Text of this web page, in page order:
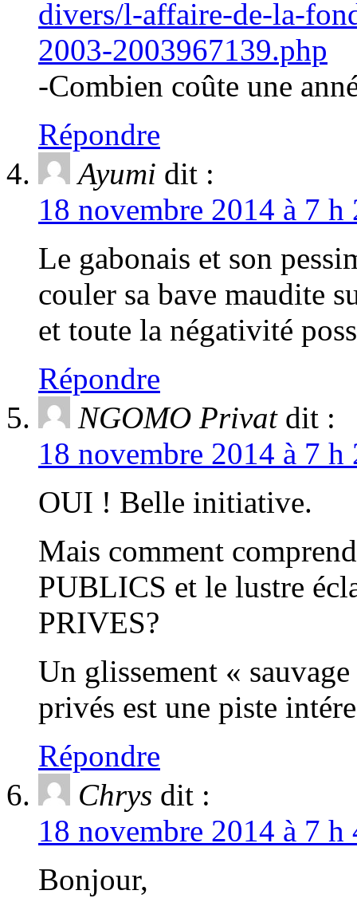
divers/l-affaire-de-la-
2003-2003967139.php
-Combien coûte une
Répondre
Ayumi dit :
18 novembre 2014 à 7
Le gabonais et son
couler sa bave maudite
et toute la négativité
Répondre
NGOMO Privat dit :
18 novembre 2014 à 7
OUI ! Belle initiative.
Mais comment
PUBLICS et le lustre
PRIVES?
Un glissement «
privés est une piste
Répondre
Chrys dit :
18 novembre 2014 à 7
Bonjour,